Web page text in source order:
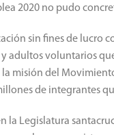
2020 no pudo
sin fines de lucro
y adultos voluntarios
misión del
de integrantes
la Legislatura